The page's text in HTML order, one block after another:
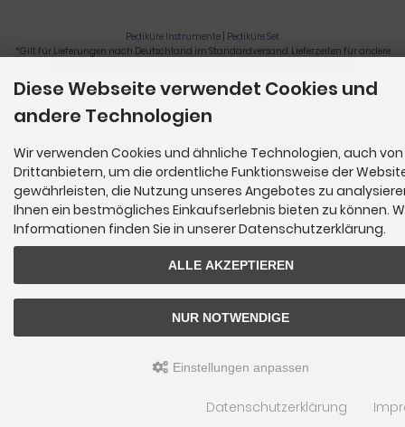
Pediküre Instrumente | Pediküre Set
*Gilt für Lieferungen nach Deutschland im Standardversand. Lieferzeiten für andere
Nagelzange, Podologie, Pediküre, Fußpflegegeräte, Nagelfräser © 2026
Diese Webseite verwendet Cookies und
andere Technologien
Wir verwenden Cookies und ähnliche Technologien, auch von
Drittanbietern, um die ordentliche Funktionsweise der
gewährleisten, die Nutzung unseres Angebotes zu
Ihnen ein bestmögliches Einkaufserlebnis bieten zu können.
Informationen finden Sie in unserer Datenschutzerklärung.
ALLE AKZEPTIEREN
NUR NOTWENDIGE
Einstellungen anpassen
Datenschutzerklärung